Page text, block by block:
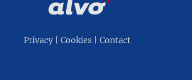
Privacy Cookies Contact